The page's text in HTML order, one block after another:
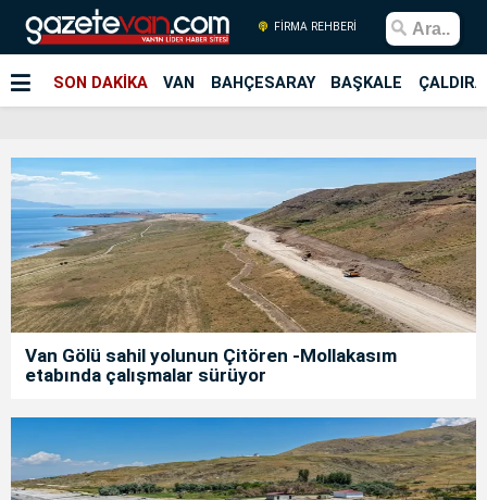
FİRMA REHBERİ
SON DAKİKA VAN BAHÇESARAY BAŞKALE
Van Gölü sahil yolunun Çitören -Mollakasım
etabında çalışmalar sürüyor